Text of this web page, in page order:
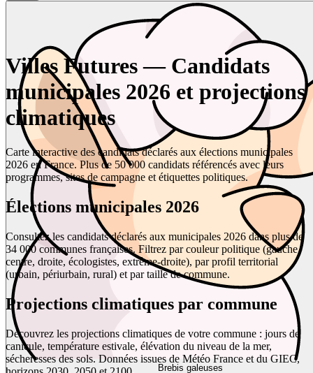
Brebis galeuses
Villes Futures — Candidats
municipales 2026 et projections
climatiques
Carte interactive des candidats déclarés aux élections municipales
2026 en France. Plus de 50 000 candidats référencés avec leurs
programmes, sites de campagne et étiquettes politiques.
Élections municipales 2026
Consultez les candidats déclarés aux municipales 2026 dans plus de
34 000 communes françaises. Filtrez par couleur politique (gauche,
centre, droite, écologistes, extrême-droite), par profil territorial
(urbain, périurbain, rural) et par taille de commune.
Projections climatiques par commune
Découvrez les projections climatiques de votre commune : jours de
canicule, température estivale, élévation du niveau de la mer,
sécheresses des sols. Données issues de Météo France et du GIEC,